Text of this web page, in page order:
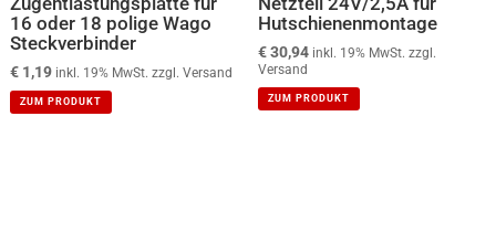
16 oder 18 polige Wago
Steckverbinder
€1,19 inkl. 19% MwSt. zzgl. Versand
ZUM PRODUKT
Hutschienenmontage
€30,94 inkl. 19% MwSt. zzgl.
Versand
ZUM PRODUKT